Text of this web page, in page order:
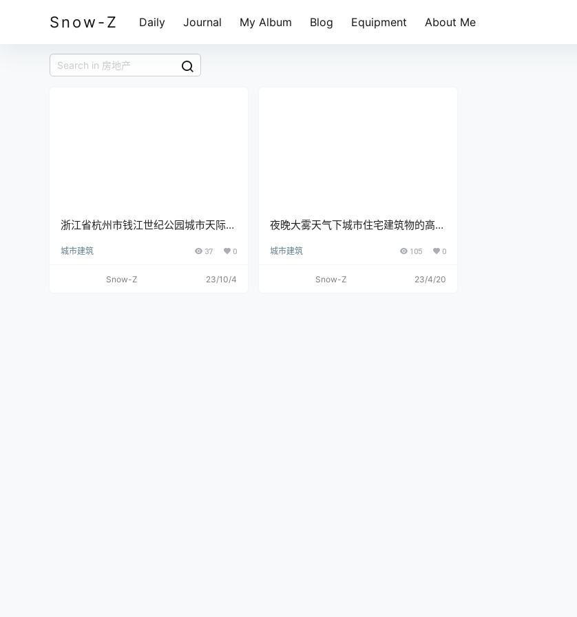
Snow-Z Daily Journal My Album Blog Equipment About Me
浙江省杭州市钱江世纪公园城市天际线
城市建筑 37 0
Snow-Z 23/10/4
夜晚大雾天气下城市住宅建筑物的高角
城市建筑 105 0
Snow-Z 23/4/20